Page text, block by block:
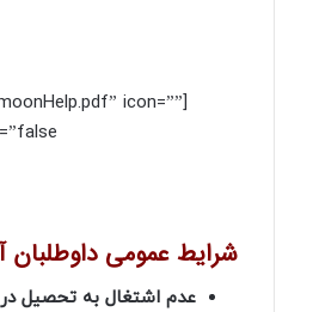
icon=””
شرایط عمومی داوطلبان
عدم اشتغال به تحصیل